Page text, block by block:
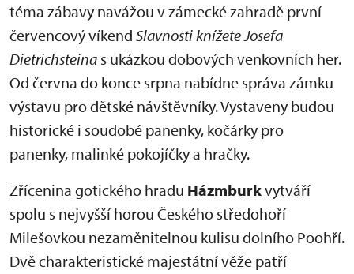
téma zábavy navážou v zámecké zahradě první
červencový víkend Slavnosti knížete Josefa
Dietrichsteina s ukázkou dobových venkovních her.
Od června do konce srpna nabídne správa zámku
výstavu pro dětské návštěvníky. Vystaveny budou
historické i soudobé panenky, kočárky pro
panenky, malinké pokojíčky a hračky.
Zřícenina gotického hradu Házmburkvytváří
spolu s nejvyšší horou Českého středohoří
Milešovkou nezaměnitelnou kulisu dolního Poohří.
Dvě charakteristické majestátní věže patří